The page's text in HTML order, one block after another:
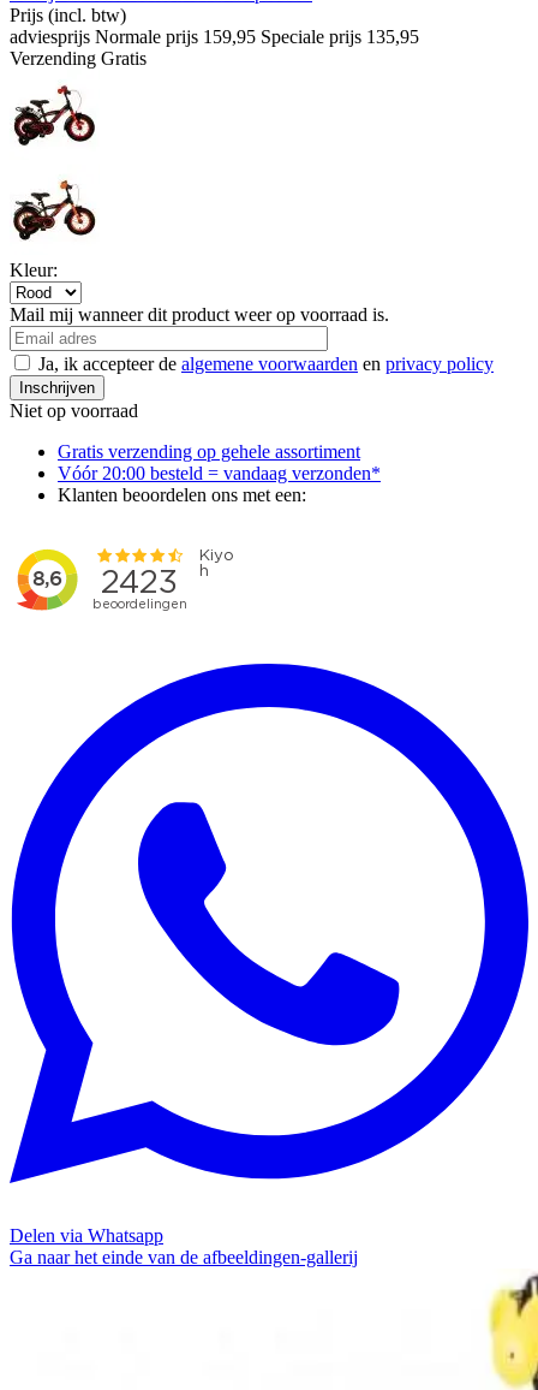
Prijs (incl. btw)
adviesprijs Normale prijs 159,95 Speciale prijs 135,95
Verzending Gratis
Kleur:
Mail mij wanneer dit product weer op voorraad is.
Ja, ik accepteer de algemene voorwaarden en privacy policy
Inschrijven
Niet op voorraad
Gratis verzending op gehele assortiment
Vóór 20:00 besteld = vandaag verzonden*
Klanten beoordelen ons met een:
Delen via Whatsapp
Ga naar het einde van de afbeeldingen-gallerij